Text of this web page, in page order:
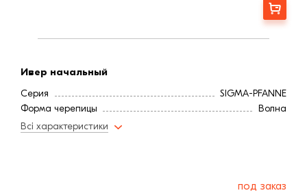
Заказать
Ивер начальный
Серия
SIGMA-PFANNE
Форма черепицы
Волна
Всі характеристики
под заказ